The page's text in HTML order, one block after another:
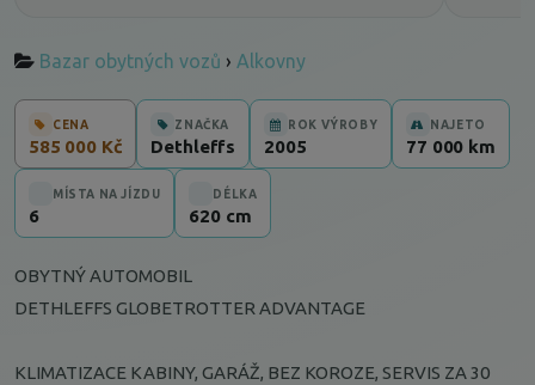
Bazar obytných vozů › Alkovny
CENA
585 000 Kč
ZNAČKA
Dethleffs
ROK VÝROBY
2005
NAJETO
77 000 km
MÍSTA NA JÍZDU
6
DÉLKA
620 cm
OBYTNÝ AUTOMOBIL
DETHLEFFS GLOBETROTTER ADVANTAGE
KLIMATIZACE KABINY, GARÁŽ, BEZ KOROZE, SERVIS ZA 30